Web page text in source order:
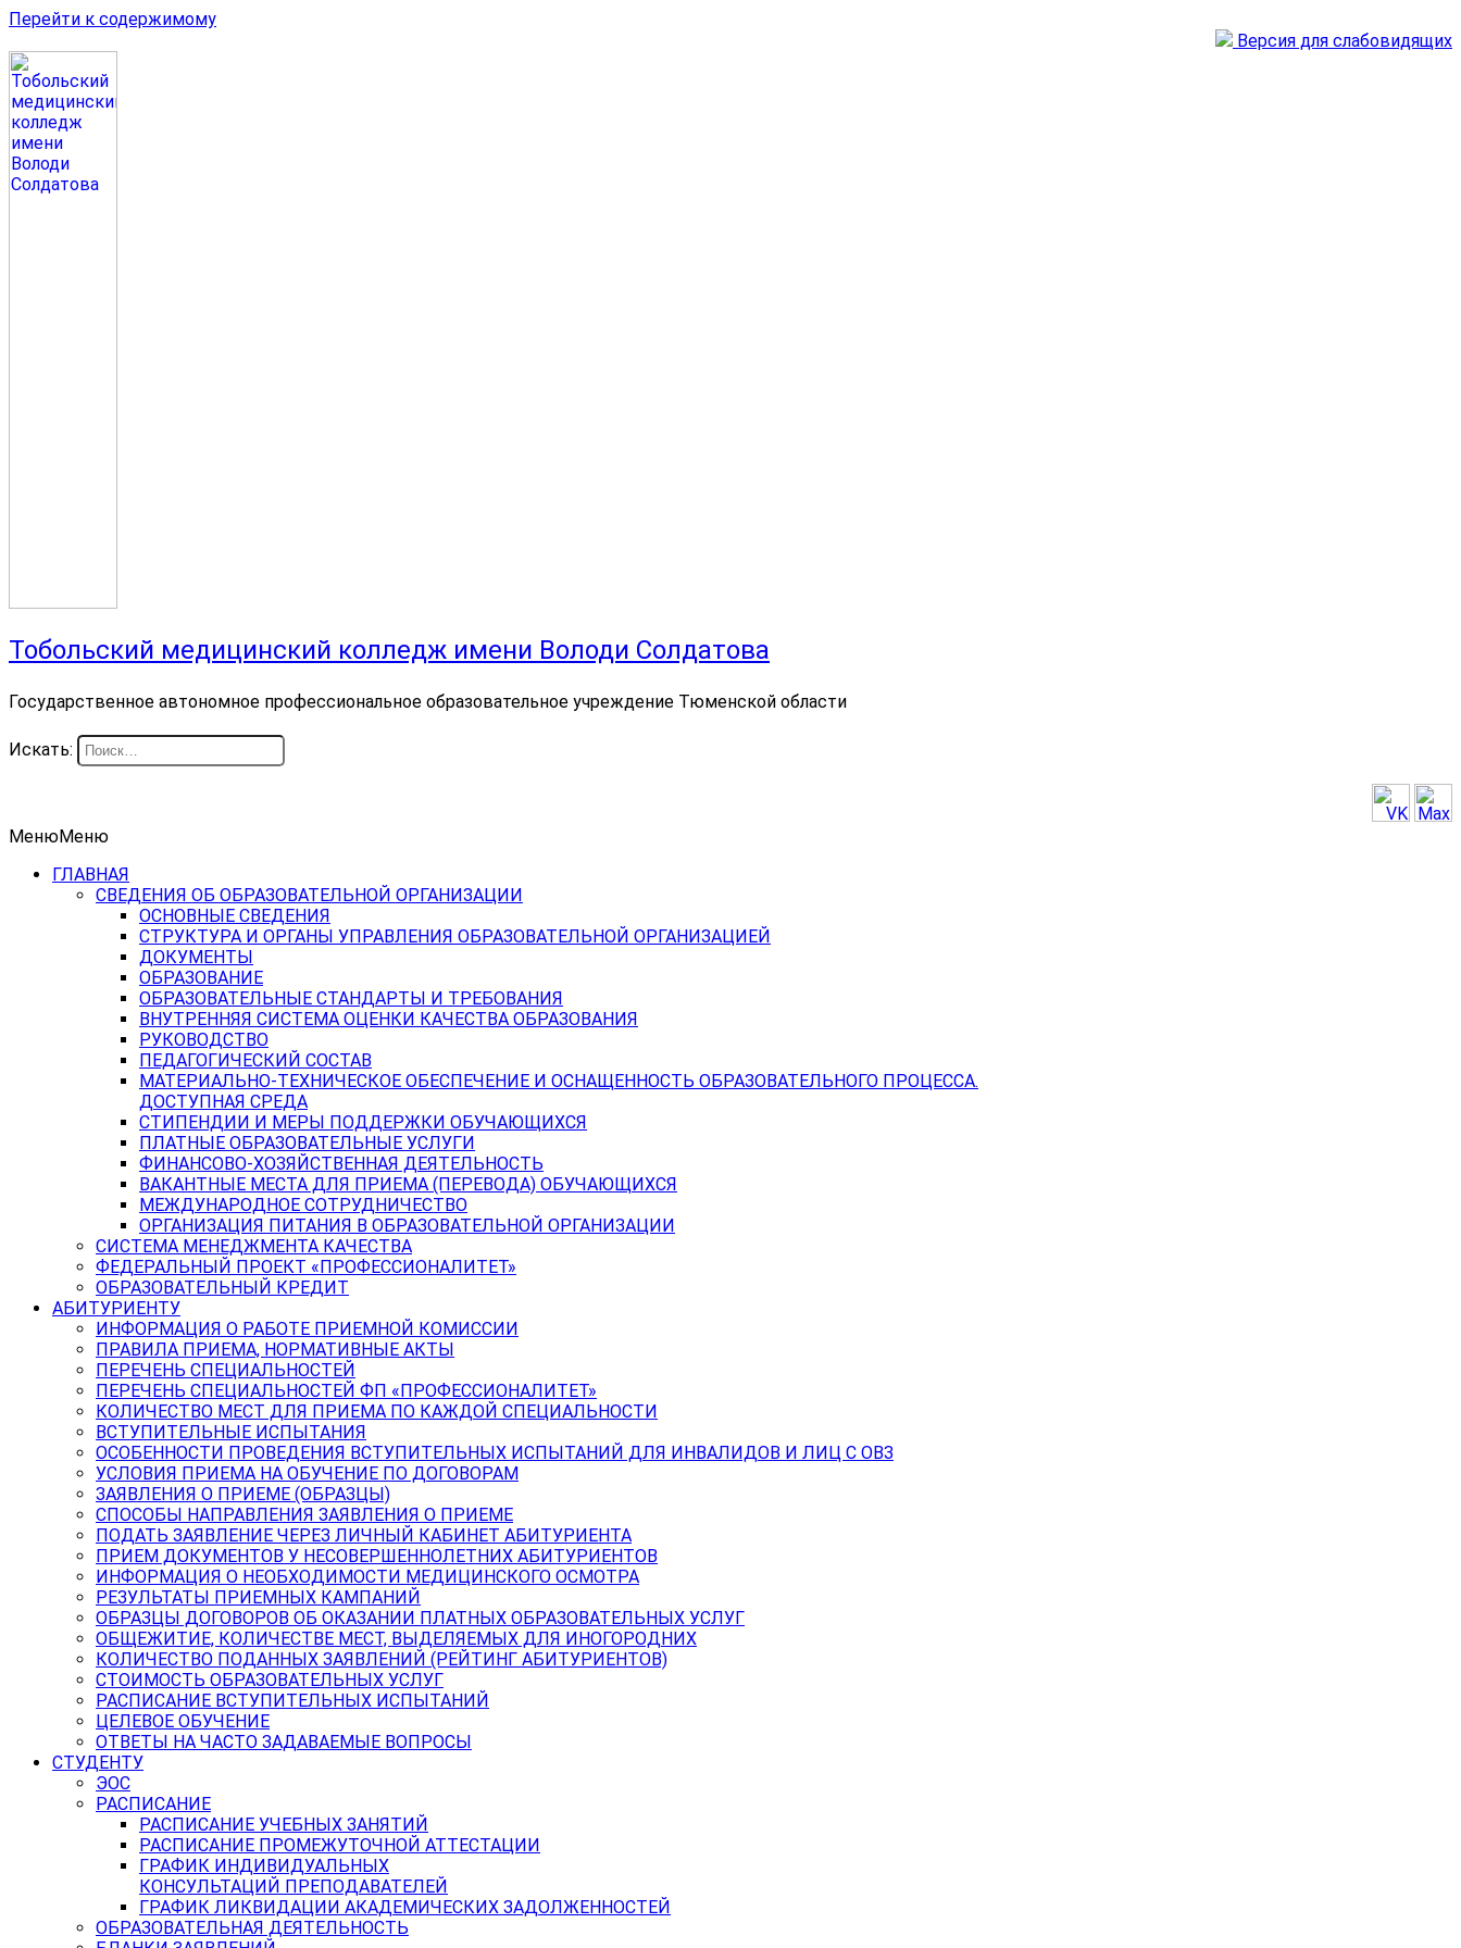
Перейти к содержимому
Версия для слабовидящих
Тобольский медицинский колледж имени Володи Солдатова
Государственное автономное профессиональное образовательное учреждение Тюменской области
Искать:
МенюМеню
ГЛАВНАЯ
СВЕДЕНИЯ ОБ ОБРАЗОВАТЕЛЬНОЙ ОРГАНИЗАЦИИ
ОСНОВНЫЕ СВЕДЕНИЯ
СТРУКТУРА И ОРГАНЫ УПРАВЛЕНИЯ ОБРАЗОВАТЕЛЬНОЙ ОРГАНИЗАЦИЕЙ
ДОКУМЕНТЫ
ОБРАЗОВАНИЕ
ОБРАЗОВАТЕЛЬНЫЕ СТАНДАРТЫ И ТРЕБОВАНИЯ
ВНУТРЕННЯЯ СИСТЕМА ОЦЕНКИ КАЧЕСТВА ОБРАЗОВАНИЯ
РУКОВОДСТВО
ПЕДАГОГИЧЕСКИЙ СОСТАВ
МАТЕРИАЛЬНО-ТЕХНИЧЕСКОЕ ОБЕСПЕЧЕНИЕ И ОСНАЩЕННОСТЬ ОБРАЗОВАТЕЛЬНОГО ПРОЦЕССА.
ДОСТУПНАЯ СРЕДА
СТИПЕНДИИ И МЕРЫ ПОДДЕРЖКИ ОБУЧАЮЩИХСЯ
ПЛАТНЫЕ ОБРАЗОВАТЕЛЬНЫЕ УСЛУГИ
ФИНАНСОВО-ХОЗЯЙСТВЕННАЯ ДЕЯТЕЛЬНОСТЬ
ВАКАНТНЫЕ МЕСТА ДЛЯ ПРИЕМА (ПЕРЕВОДА) ОБУЧАЮЩИХСЯ
МЕЖДУНАРОДНОЕ СОТРУДНИЧЕСТВО
ОРГАНИЗАЦИЯ ПИТАНИЯ В ОБРАЗОВАТЕЛЬНОЙ ОРГАНИЗАЦИИ
СИСТЕМА МЕНЕДЖМЕНТА КАЧЕСТВА
ФЕДЕРАЛЬНЫЙ ПРОЕКТ «ПРОФЕССИОНАЛИТЕТ»
ОБРАЗОВАТЕЛЬНЫЙ КРЕДИТ
АБИТУРИЕНТУ
ИНФОРМАЦИЯ О РАБОТЕ ПРИЕМНОЙ КОМИССИИ
ПРАВИЛА ПРИЕМА, НОРМАТИВНЫЕ АКТЫ
ПЕРЕЧЕНЬ СПЕЦИАЛЬНОСТЕЙ
ПЕРЕЧЕНЬ СПЕЦИАЛЬНОСТЕЙ ФП «ПРОФЕССИОНАЛИТЕТ»
КОЛИЧЕСТВО МЕСТ ДЛЯ ПРИЕМА ПО КАЖДОЙ СПЕЦИАЛЬНОСТИ
ВСТУПИТЕЛЬНЫЕ ИСПЫТАНИЯ
ОСОБЕННОСТИ ПРОВЕДЕНИЯ ВСТУПИТЕЛЬНЫХ ИСПЫТАНИЙ ДЛЯ ИНВАЛИДОВ И ЛИЦ С ОВЗ
УСЛОВИЯ ПРИЕМА НА ОБУЧЕНИЕ ПО ДОГОВОРАМ
ЗАЯВЛЕНИЯ О ПРИЕМЕ (ОБРАЗЦЫ)
СПОСОБЫ НАПРАВЛЕНИЯ ЗАЯВЛЕНИЯ О ПРИЕМЕ
ПОДАТЬ ЗАЯВЛЕНИЕ ЧЕРЕЗ ЛИЧНЫЙ КАБИНЕТ АБИТУРИЕНТА
ПРИЕМ ДОКУМЕНТОВ У НЕСОВЕРШЕННОЛЕТНИХ АБИТУРИЕНТОВ
ИНФОРМАЦИЯ О НЕОБХОДИМОСТИ МЕДИЦИНСКОГО ОСМОТРА
РЕЗУЛЬТАТЫ ПРИЕМНЫХ КАМПАНИЙ
ОБРАЗЦЫ ДОГОВОРОВ ОБ ОКАЗАНИИ ПЛАТНЫХ ОБРАЗОВАТЕЛЬНЫХ УСЛУГ
ОБЩЕЖИТИЕ, КОЛИЧЕСТВЕ МЕСТ, ВЫДЕЛЯЕМЫХ ДЛЯ ИНОГОРОДНИХ
КОЛИЧЕСТВО ПОДАННЫХ ЗАЯВЛЕНИЙ (РЕЙТИНГ АБИТУРИЕНТОВ)
СТОИМОСТЬ ОБРАЗОВАТЕЛЬНЫХ УСЛУГ
РАСПИСАНИЕ ВСТУПИТЕЛЬНЫХ ИСПЫТАНИЙ
ЦЕЛЕВОЕ ОБУЧЕНИЕ
ОТВЕТЫ НА ЧАСТО ЗАДАВАЕМЫЕ ВОПРОСЫ
СТУДЕНТУ
ЭОС
РАСПИСАНИЕ
РАСПИСАНИЕ УЧЕБНЫХ ЗАНЯТИЙ
РАСПИСАНИЕ ПРОМЕЖУТОЧНОЙ АТТЕСТАЦИИ
ГРАФИК ИНДИВИДУАЛЬНЫХ
КОНСУЛЬТАЦИЙ ПРЕПОДАВАТЕЛЕЙ
ГРАФИК ЛИКВИДАЦИИ АКАДЕМИЧЕСКИХ ЗАДОЛЖЕННОСТЕЙ
ОБРАЗОВАТЕЛЬНАЯ ДЕЯТЕЛЬНОСТЬ